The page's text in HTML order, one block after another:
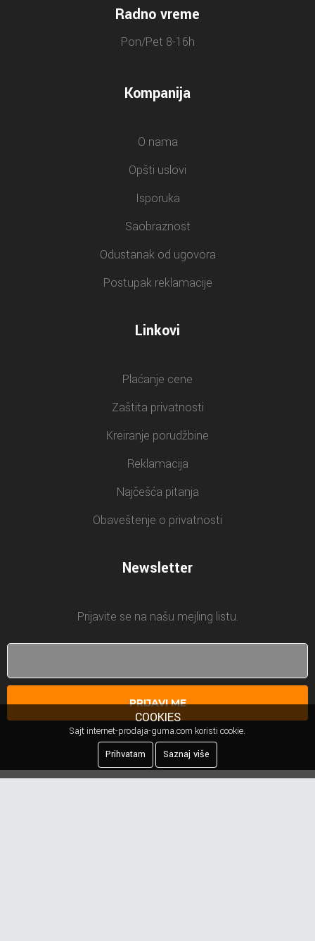
Radno vreme
Pon/Pet 8-16h
Kompanija
O nama
Opšti uslovi
Isporuka
Saobraznost
Odustanak od ugovora
Postupak reklamacije
Linkovi
Plaćanje cene
Zaštita privatnosti
Kreiranje porudžbine
Reklamacija
Najčešća pitanja
Obaveštenje o privatnosti
Newsletter
Prijavite se na našu mejling listu.
PRIJAVI ME
COOKIES
Sajt internet-prodaja-guma.com koristi cookie.
Prihvatam
Saznaj više